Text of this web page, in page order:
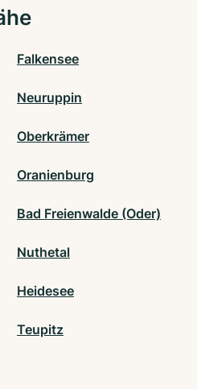
Falkensee
Neuruppin
Oberkrämer
Oranienburg
Bad Freienwalde (Oder)
Nuthetal
Heidesee
Teupitz